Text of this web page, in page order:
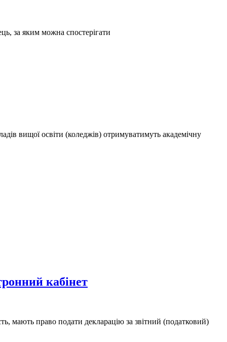
за яким можна спостерігати
вищої освіти (коледжів) отримуватимуть академічну
кабінет
мають право подати декларацію за звітний (податковий)